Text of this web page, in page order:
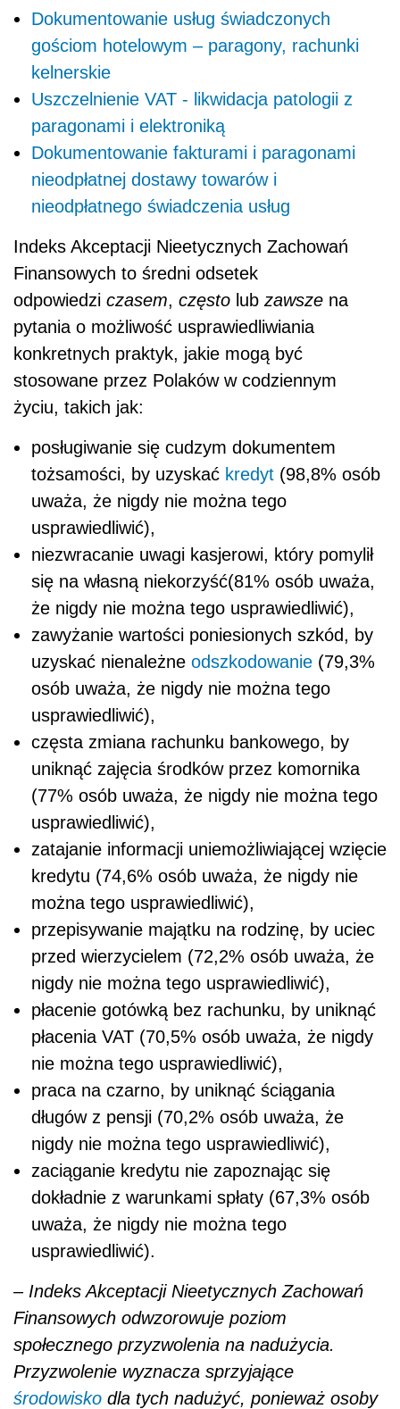
Dokumentowanie usług świadczonych
gościom hotelowym – paragony, rachunki
kelnerskie
Uszczelnienie VAT - likwidacja patologii z
paragonami i elektroniką
Dokumentowanie fakturami i paragonami
nieodpłatnej dostawy towarów i
nieodpłatnego świadczenia usług
Indeks Akceptacji Nieetycznych Zachowań
Finansowych to średni odsetek
odpowiedzi czasem, często lub zawsze na
pytania o możliwość usprawiedliwiania
konkretnych praktyk, jakie mogą być
stosowane przez Polaków w codziennym
życiu, takich jak:
posługiwanie się cudzym dokumentem
tożsamości, by uzyskać kredyt (98,8% osób
uważa, że nigdy nie można tego
usprawiedliwić),
niezwracanie uwagi kasjerowi, który pomylił
się na własną niekorzyść(81% osób uważa,
że nigdy nie można tego usprawiedliwić),
zawyżanie wartości poniesionych szkód, by
uzyskać nienależne odszkodowanie (79,3%
osób uważa, że nigdy nie można tego
usprawiedliwić),
częsta zmiana rachunku bankowego, by
uniknąć zajęcia środków przez komornika
(77% osób uważa, że nigdy nie można tego
usprawiedliwić),
zatajanie informacji uniemożliwiającej wzięcie
kredytu (74,6% osób uważa, że nigdy nie
można tego usprawiedliwić),
przepisywanie majątku na rodzinę, by uciec
przed wierzycielem (72,2% osób uważa, że
nigdy nie można tego usprawiedliwić),
płacenie gotówką bez rachunku, by uniknąć
płacenia VAT (70,5% osób uważa, że nigdy
nie można tego usprawiedliwić),
praca na czarno, by uniknąć ściągania
długów z pensji (70,2% osób uważa, że
nigdy nie można tego usprawiedliwić),
zaciąganie kredytu nie zapoznając się
dokładnie z warunkami spłaty (67,3% osób
uważa, że nigdy nie można tego
usprawiedliwić).
– Indeks Akceptacji Nieetycznych Zachowań
Finansowych odwzorowuje poziom
społecznego przyzwolenia na nadużycia.
Przyzwolenie wyznacza sprzyjające
środowisko dla tych nadużyć, ponieważ osoby